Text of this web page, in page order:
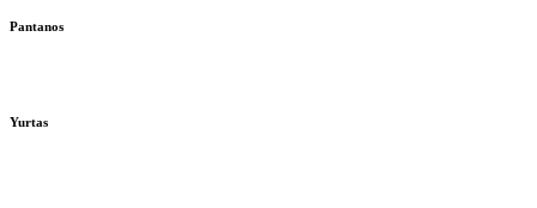
Pantanos
Yurtas